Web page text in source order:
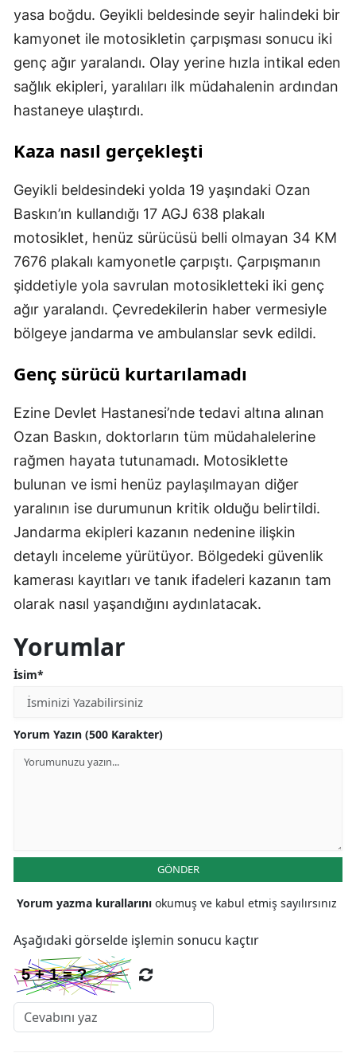
yasa boğdu. Geyikli beldesinde seyir halindeki bir
kamyonet ile motosikletin çarpışması sonucu iki
genç ağır yaralandı. Olay yerine hızla intikal eden
sağlık ekipleri, yaralıları ilk müdahalenin ardından
hastaneye ulaştırdı.
Kaza nasıl gerçekleşti
Geyikli beldesindeki yolda 19 yaşındaki Ozan
Baskın’ın kullandığı 17 AGJ 638 plakalı
motosiklet, henüz sürücüsü belli olmayan 34 KM
7676 plakalı kamyonetle çarpıştı. Çarpışmanın
şiddetiyle yola savrulan motosikletteki iki genç
ağır yaralandı. Çevredekilerin haber vermesiyle
bölgeye jandarma ve ambulanslar sevk edildi.
Genç sürücü kurtarılamadı
Ezine Devlet Hastanesi’nde tedavi altına alınan
Ozan Baskın, doktorların tüm müdahalelerine
rağmen hayata tutunamadı. Motosiklette
bulunan ve ismi henüz paylaşılmayan diğer
yaralının ise durumunun kritik olduğu belirtildi.
Jandarma ekipleri kazanın nedenine ilişkin
detaylı inceleme yürütüyor. Bölgedeki güvenlik
kamerası kayıtları ve tanık ifadeleri kazanın tam
olarak nasıl yaşandığını aydınlatacak.
Yorumlar
İsim*
Yorum Yazın (500 Karakter)
GÖNDER
Yorum yazma kurallarını okumuş ve kabul etmiş sayılırsınız
Aşağıdaki görselde işlemin sonucu kaçtır